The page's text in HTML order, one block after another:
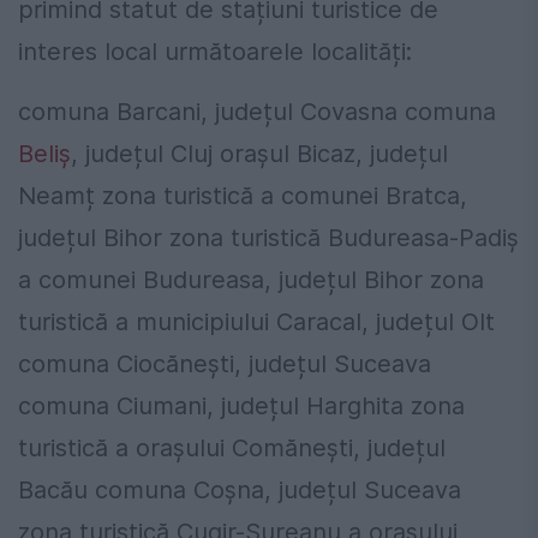
primind statut de stațiuni turistice de
interes local următoarele localități:
comuna Barcani, județul Covasna comuna
Beliș, județul Cluj orașul Bicaz, județul
Neamț zona turistică a comunei Bratca,
județul Bihor zona turistică Budureasa-Padiș
a comunei Budureasa, județul Bihor zona
turistică a municipiului Caracal, județul Olt
comuna Ciocănești, județul Suceava
comuna Ciumani, județul Harghita zona
turistică a orașului Comănești, județul
Bacău comuna Coșna, județul Suceava
zona turistică Cugir-Șureanu a orașului